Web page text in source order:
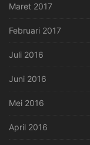
Maret 2017
Februari 2017
Juli 2016
Juni 2016
Mei 2016
April 2016